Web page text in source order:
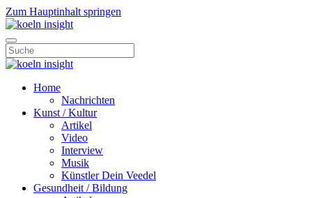
Zum Hauptinhalt springen
Home
Nachrichten
Kunst / Kultur
Artikel
Video
Interview
Musik
Künstler Dein Veedel
Gesundheit / Bildung